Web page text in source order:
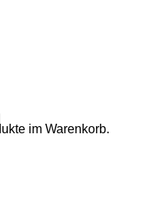
im Warenkorb.